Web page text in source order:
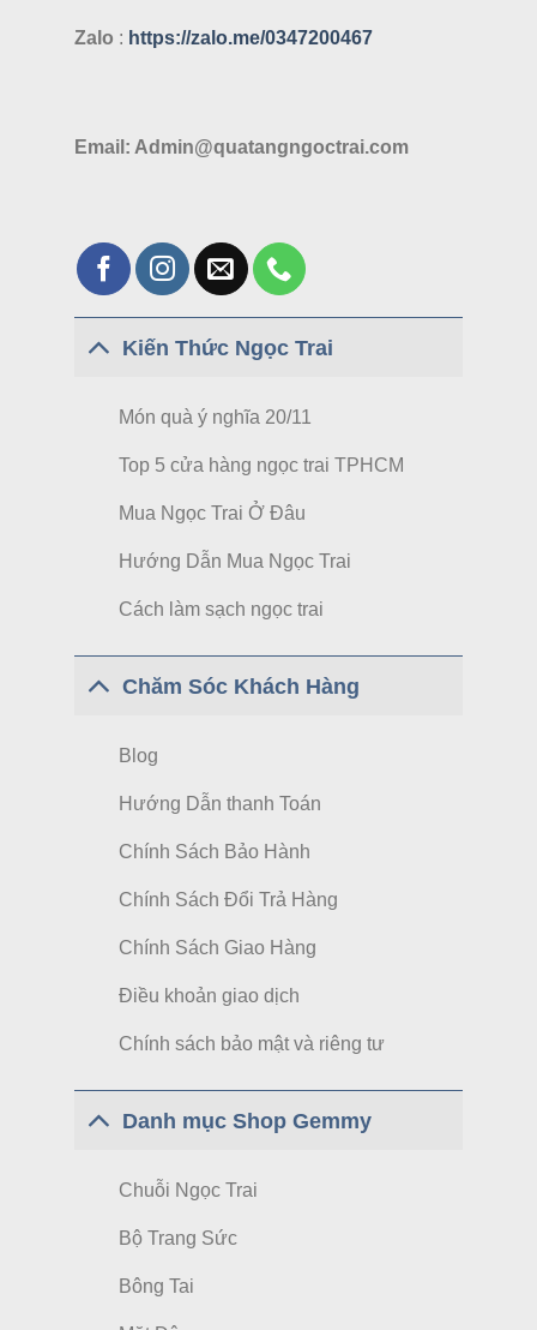
Zalo : https://zalo.me/0347200467
Email: Admin@quatangngoctrai.com
Kiến Thức Ngọc Trai
Món quà ý nghĩa 20/11
Top 5 cửa hàng ngọc trai TPHCM
Mua Ngọc Trai Ở Đâu
Hướng Dẫn Mua Ngọc Trai
Cách làm sạch ngọc trai
Chăm Sóc Khách Hàng
Blog
Hướng Dẫn thanh Toán
Chính Sách Bảo Hành
Chính Sách Đổi Trả Hàng
Chính Sách Giao Hàng
Điều khoản giao dịch
Chính sách bảo mật và riêng tư
Danh mục Shop Gemmy
Chuỗi Ngọc Trai
Bộ Trang Sức
Bông Tai